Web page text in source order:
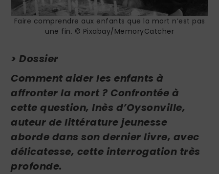
Faire comprendre aux enfants que la mort n’est pas
une fin. © Pixabay/MemoryCatcher
> Dossier
Comment aider les enfants à
affronter la mort ? Confrontée à
cette question, Inès d’Oysonville,
auteur de littérature jeunesse
aborde dans son dernier livre, avec
délicatesse, cette interrogation très
profonde.